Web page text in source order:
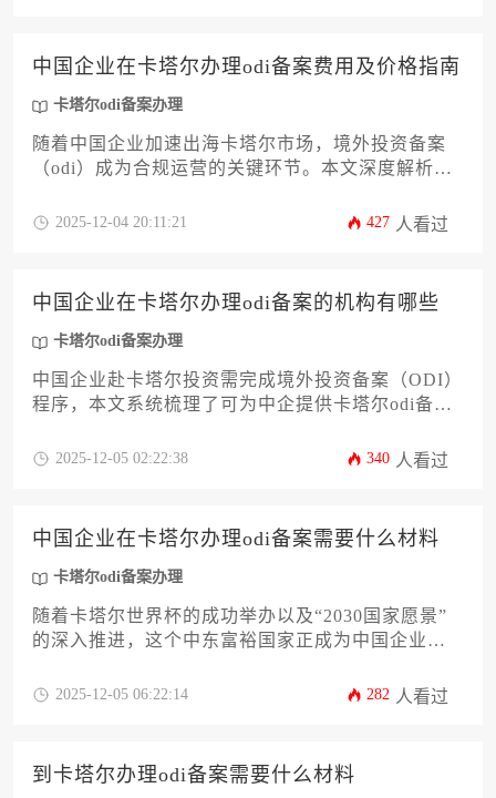
规出海。掌握这些要点，您的卡塔尔odi备案办理进
程将事半功倍。
中国企业在卡塔尔办理odi备案费用及价格指南
卡塔尔odi备案办理
随着中国企业加速出海卡塔尔市场，境外投资备案
（odi）成为合规运营的关键环节。本文深度解析卡
要点，涵盖法律咨询、材料公证、政府规费等12项
2025-12-04 20:11:21 427 人看过
中国企业在卡塔尔办理odi备案的机构有哪些
卡塔尔odi备案办理
中国企业赴卡塔尔投资需完成境外投资备案（ODI）
程序，本文系统梳理了可为中企提供卡塔尔odi备案
国际咨询公司与银行专属服务机构，并详细分析其
2025-12-05 02:22:38 340 人看过
中国企业在卡塔尔办理odi备案需要什么材料
卡塔尔odi备案办理
随着卡塔尔世界杯的成功举办以及“2030国家愿景”
的深入推进，这个中东富裕国家正成为中国企业出
的中国企业而言，境外直接投资备案（odi备案）是
材料准备清单，帮助企业主和高管系统掌握所需文
件，规避常见风险，确保投资项目的顺利启动。
2025-12-05 06:22:14 282 人看过
到卡塔尔办理odi备案需要什么材料